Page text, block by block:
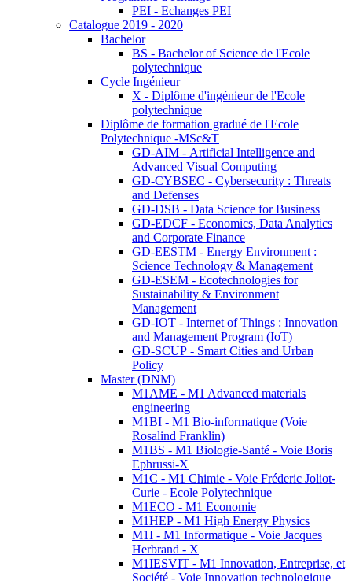
PEI - Echanges PEI
Catalogue 2019 - 2020
Bachelor
BS - Bachelor of Science de l'Ecole
polytechnique
Cycle Ingénieur
X - Diplôme d'ingénieur de l'Ecole
polytechnique
Diplôme de formation gradué de l'Ecole
Polytechnique -MSc&T
GD-AIM - Artificial Intelligence and
Advanced Visual Computing
GD-CYBSEC - Cybersecurity : Threats
and Defenses
GD-DSB - Data Science for Business
GD-EDCF - Economics, Data Analytics
and Corporate Finance
GD-EESTM - Energy Environment :
Science Technology & Management
GD-ESEM - Ecotechnologies for
Sustainability & Environment
Management
GD-IOT - Internet of Things : Innovation
and Management Program (IoT)
GD-SCUP - Smart Cities and Urban
Policy
Master (DNM)
M1AME - M1 Advanced materials
engineering
M1BI - M1 Bio-informatique (Voie
Rosalind Franklin)
M1BS - M1 Biologie-Santé - Voie Boris
Ephrussi-X
M1C - M1 Chimie - Voie Fréderic Joliot-
Curie - Ecole Polytechnique
M1ECO - M1 Economie
M1HEP - M1 High Energy Physics
M1I - M1 Informatique - Voie Jacques
Herbrand - X
M1IESVIT - M1 Innovation, Entreprise, et
Société - Voie Innovation technologique